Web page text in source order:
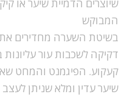
שיוצרים הדמיית שיער או
המבוקש
בשיטת השערה מחדירים
דקיקה לשכבות עור
קעקוע. הפיגמנט והמחט
שיער עדין ומלא שניתן